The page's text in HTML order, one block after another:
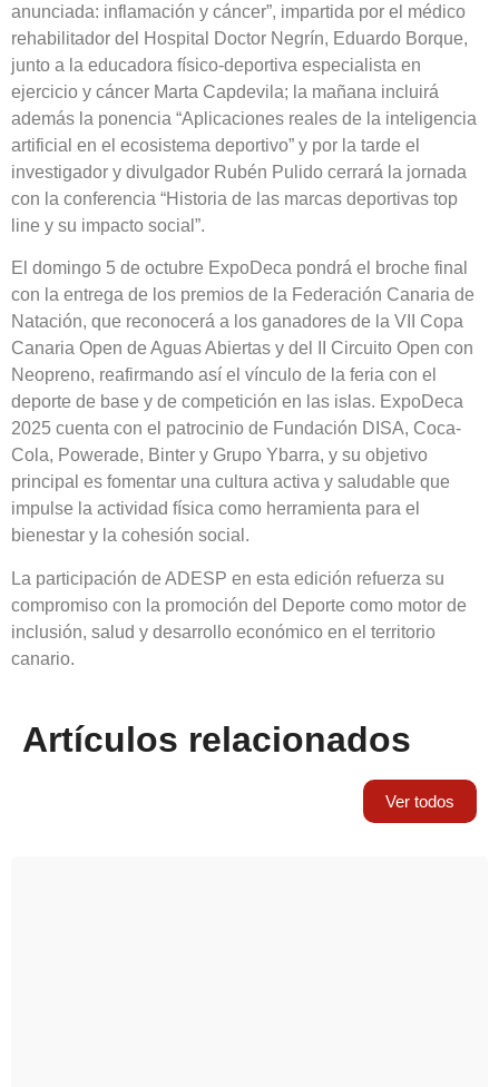
anunciada: inflamación y cáncer”, impartida por el médico
rehabilitador del Hospital Doctor Negrín, Eduardo Borque,
junto a la educadora físico-deportiva especialista en
ejercicio y cáncer Marta Capdevila; la mañana incluirá
además la ponencia “Aplicaciones reales de la inteligencia
artificial en el ecosistema deportivo” y por la tarde el
investigador y divulgador Rubén Pulido cerrará la jornada
con la conferencia “Historia de las marcas deportivas top
line y su impacto social”.
El domingo 5 de octubre ExpoDeca pondrá el broche final
con la entrega de los premios de la Federación Canaria de
Natación, que reconocerá a los ganadores de la VII Copa
Canaria Open de Aguas Abiertas y del II Circuito Open con
Neopreno, reafirmando así el vínculo de la feria con el
deporte de base y de competición en las islas. ExpoDeca
2025 cuenta con el patrocinio de Fundación DISA, Coca-
Cola, Powerade, Binter y Grupo Ybarra, y su objetivo
principal es fomentar una cultura activa y saludable que
impulse la actividad física como herramienta para el
bienestar y la cohesión social.
La participación de ADESP en esta edición refuerza su
compromiso con la promoción del Deporte como motor de
inclusión, salud y desarrollo económico en el territorio
canario.
Artículos relacionados
Ver todos